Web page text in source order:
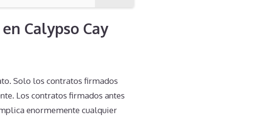
Calypso Cay
Solo los contratos firmados
Los contratos firmados antes
enormemente cualquier